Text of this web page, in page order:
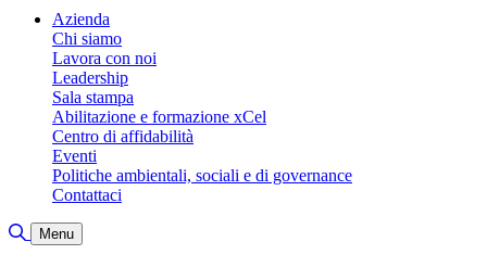
Azienda
Chi siamo
Lavora con noi
Leadership
Sala stampa
Abilitazione e formazione xCel
Centro di affidabilità
Eventi
Politiche ambientali, sociali e di governance
Contattaci
Attiva/disattiva ricerca
Menu